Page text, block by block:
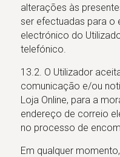
alterações às
ser efectuadas para o
electrónico do
telefónico.
13.2. O Utilizador
comunicação e/ou
Loja Online, para a
endereço de correio
no processo de
Em qualquer